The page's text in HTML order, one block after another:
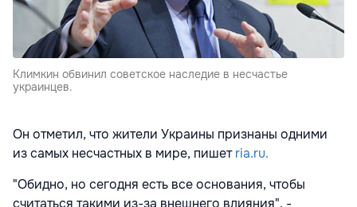
Климкин обвинил советское наследие в несчастье
украинцев.
Он отметил, что жители Украины признаны одними
из самых несчастных в мире, пишетria.ru.
"Обидно, но сегодня есть все основания, чтобы